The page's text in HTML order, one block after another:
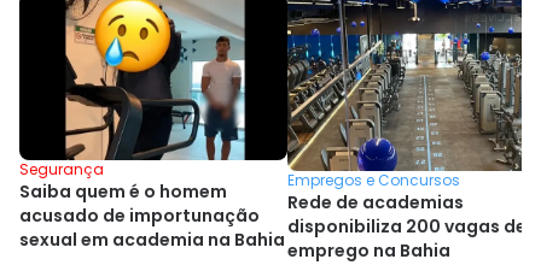
Segurança
Saiba quem é o homem
acusado de importunação
sexual em academia na Bahia
Empregos e Concursos
Rede de academias
disponibiliza 200 vagas de
emprego na Bahia